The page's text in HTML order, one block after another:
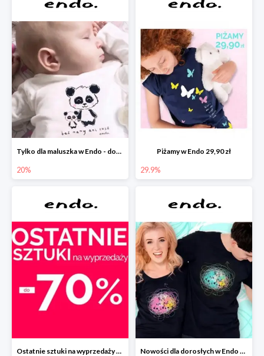
Tylko dla maluszka w Endo - dodatkowe -20%
20%
Piżamy w Endo 29,90 zł
29.9%
Ostatnie sztuki na wyprzedaży w Endo do -70% Nowości dla dorosłych w Endo -20%